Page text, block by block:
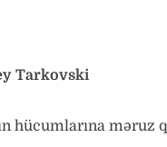
Tarkovski
hücumlarına məruz